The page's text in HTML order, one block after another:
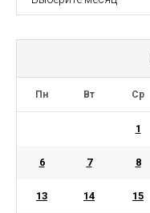
Пн Вт Ср
1
6 7 8
13 14 15